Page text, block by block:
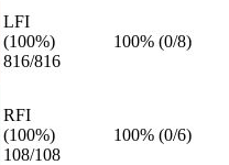
LFI
(100%)
816/816
100% (0/8)
RFI
(100%)
108/108
100% (0/6)